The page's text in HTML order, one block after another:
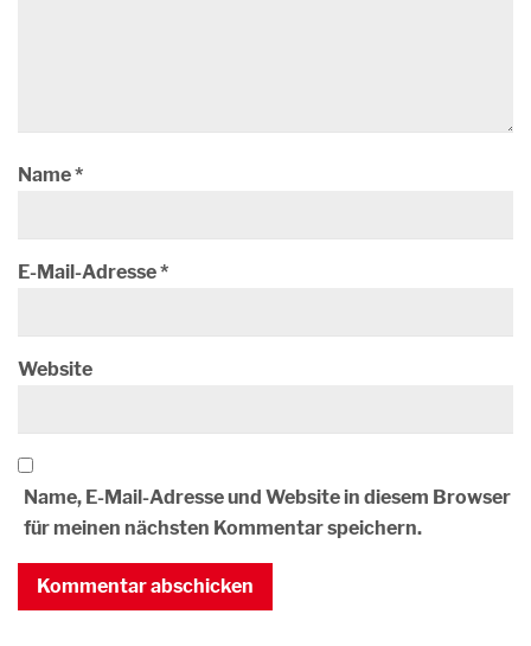
Name*
E-Mail-Adresse*
Website
Name, E-Mail-Adresse und Website in diesem Browser
für meinen nächsten Kommentar speichern.